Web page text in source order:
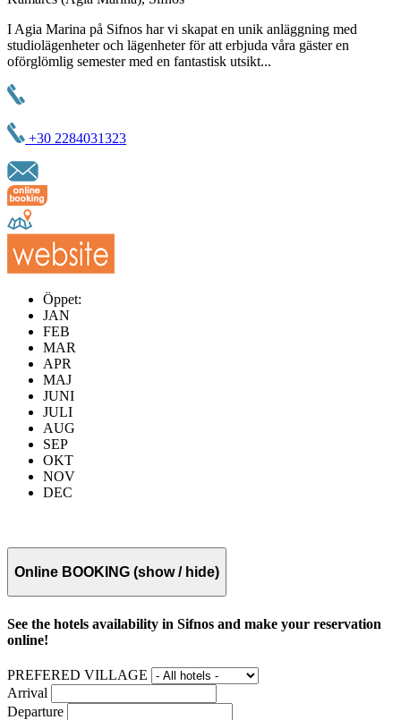
I Agia Marina på Sifnos har vi skapat en unik anläggning med
studiolägenheter och lägenheter för att erbjuda våra gäster en
oförglömlig semester med en fantastisk utsikt...
+30 2284031323
Öppet:
JAN
FEB
MAR
APR
MAJ
JUNI
JULI
AUG
SEP
OKT
NOV
DEC
Online BOOKING (show / hide)
See the hotels availability in Sifnos and make your reservation
online!
PREFERED VILLAGE
Arrival
Departure